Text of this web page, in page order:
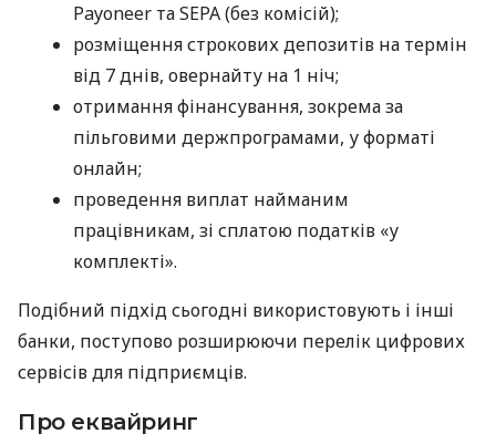
Payoneer та SEPA (без комісій);
розміщення строкових депозитів на термін
від 7 днів, овернайту на 1 ніч;
отримання фінансування, зокрема за
пільговими держпрограмами, у форматі
онлайн;
проведення виплат найманим
працівникам, зі сплатою податків «у
комплекті».
Подібний підхід сьогодні використовують і інші
банки, поступово розширюючи перелік цифрових
сервісів для підприємців.
Про еквайринг